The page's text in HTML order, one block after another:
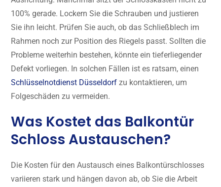
100% gerade. Lockern Sie die Schrauben und justieren
Sie ihn leicht. Prüfen Sie auch, ob das Schließblech im
Rahmen noch zur Position des Riegels passt. Sollten die
Probleme weiterhin bestehen, könnte ein tieferliegender
Defekt vorliegen. In solchen Fällen ist es ratsam, einen
Schlüsselnotdienst Düsseldorf zu kontaktieren, um
Folgeschäden zu vermeiden.
Was Kostet das Balkontür
Schloss Austauschen?
Die Kosten für den Austausch eines Balkontürschlosses
variieren stark und hängen davon ab, ob Sie die Arbeit